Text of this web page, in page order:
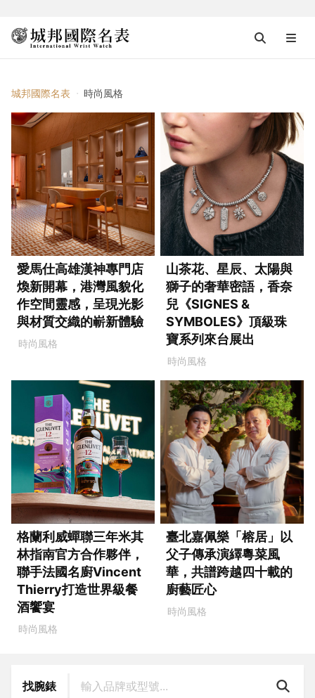
城邦國際名表 時尚風格
愛馬仕高雄漢神專門店
煥新開幕，港灣風貌化
作空間靈感，呈現光影
與材質交織的嶄新體驗
時尚風格
山茶花、星辰、太陽與
獅子的奢華密語，香奈
兒《SIGNES &
SYMBOLES》頂級珠
寶系列來台展出
時尚風格
格蘭利威蟬聯三年米其
林指南官方合作夥伴，
聯手法國名廚Vincent
Thierry打造世界級餐
酒饗宴
時尚風格
臺北嘉佩樂「榕居」以
父子傳承演繹粵菜風
華，共譜跨越四十載的
廚藝匠心
時尚風格
找腕錶